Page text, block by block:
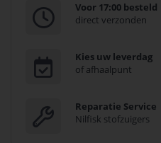
Voor 17:00 besteld
direct verzonden
Kies uw leverdag
of afhaalpunt
Reparatie Service
Nilfisk stofzuigers